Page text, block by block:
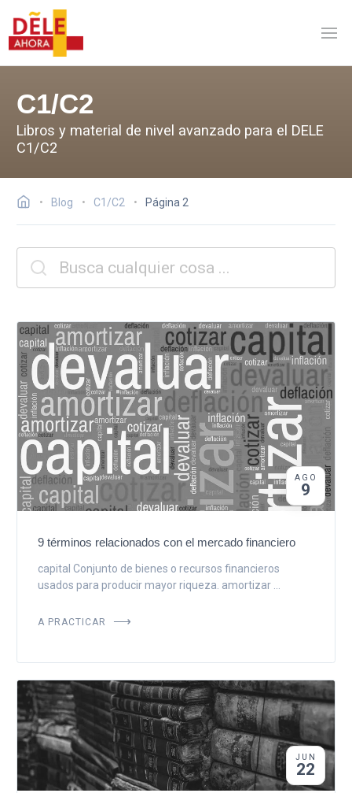
C1/C2
Libros y material de nivel avanzado para el DELE
C1/C2
Blog C1/C2 Página 2
AGO
9
9 términos relacionados con el mercado financiero
capital Conjunto de bienes o recursos financieros
usados para producir mayor riqueza. amortizar ...
A PRACTICAR
JUN
22